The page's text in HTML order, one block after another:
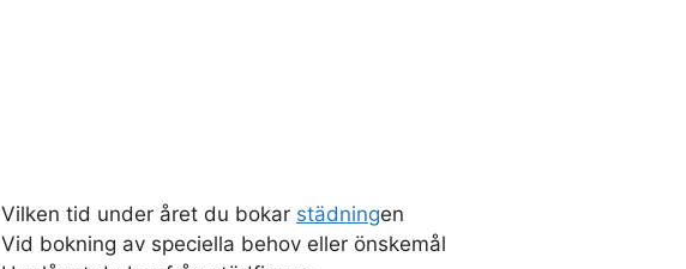
Vilken tid under året du bokar städningen
Vid bokning av speciella behov eller önskemål